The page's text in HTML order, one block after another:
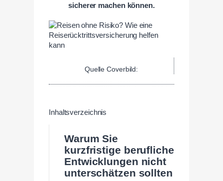
sicherer machen können.
Quelle Coverbild:
Inhaltsverzeichnis
Warum Sie
kurzfristige berufliche
Entwicklungen nicht
unterschätzen sollten